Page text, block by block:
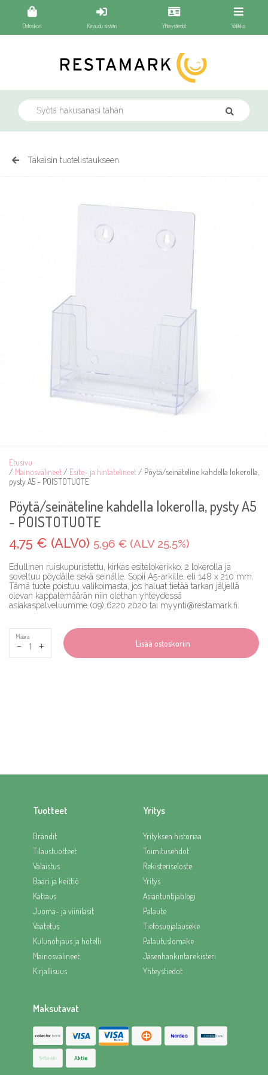
Takaisin tuotelistaukseen
Etusivu
/ Mainosvälineet / Esite- ja hintatelineet / Pöytä/seinäteline kahdella lokerolla,
pysty A5 - POISTOTUOTE
Pöytä/seinäteline kahdella lokerolla, pysty A5
- POISTOTUOTE
4,75 € (ALV0) 5,96 € (ALV 25.5%)
Edullinen ruiskupuristettu, kirkas esitelokerikko. 2 lokerolla ja
soveltuu pöydälle sekä seinälle. Sopii A5-arkille, eli 148 x 210 mm.
Tämä tuote poistuu valikoimasta, jos haluat tietää tarkan jäljellä
olevan kappalemäärän niin olethan yhteydessä
asiakaspalveluumme (09) 6220 2020 tai myynti@restamark.fi.
Määrä
- + Lisää ostoskoriin
Tuotteet
Brändit
Tilaustuotteet
Valaistus
Baari ja keittiö
Kattaus
Juoma- ja viinilasit
Vaatetus
Kulunohjaus ja hotelli
Mainosvälineet
Kirjallisuus
Yritys
Yrityksen historiaa
Toimitusehdot
Rekisteriseloste
Yritys
Asiantuntijablogi
Palaute
Tietosuojalauseke
Palautuslomake
Jäsenhankintarekisteri
Yhteystiedot
Maksutavat
Ostoskori Kirjaudu sisään Yhteystiedot Valikko